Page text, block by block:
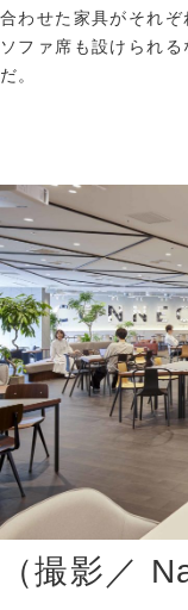
合わせた家具がそれ
ソファ席も設けられ
だ。
（撮影／